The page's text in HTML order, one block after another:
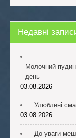
Недавні
Молочний
день
03.08.2026
Улюблені
03.08.2026
До уваги